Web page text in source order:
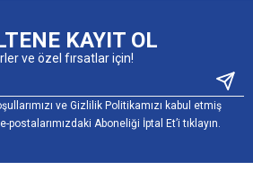
KAYIT OL
ve özel fırsatlar için!
ve Gizlilik Politikamızı kabul etmiş
postalarımızdaki Aboneliği İptal Et’i tıklayın.